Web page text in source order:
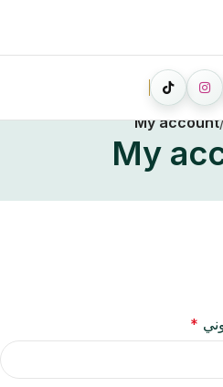
My account
My
*